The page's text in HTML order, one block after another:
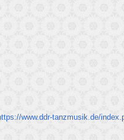
www.ddr-tanzmusik.de/